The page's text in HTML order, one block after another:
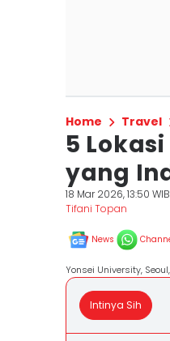
Home Travel
5
yang
18 Mar 2026, 13:50 WIB
Tifani Topan
News
Yonsei University,
Intinya Sih